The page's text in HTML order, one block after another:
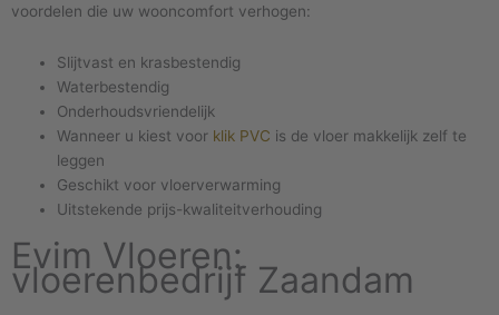
voordelen die uw wooncomfort verhogen:
Slijtvast en krasbestendig
Waterbestendig
Onderhoudsvriendelijk
Wanneer u kiest voor klik PVC is de vloer makkelijk zelf te
leggen
Geschikt voor vloerverwarming
Uitstekende prijs-kwaliteitverhouding
Evim Vloeren:
vloerenbedrijf Zaandam